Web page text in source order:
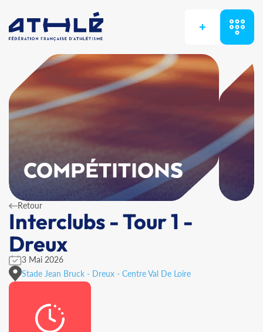
+
COMPÉTITIONS
Retour
Interclubs - Tour 1 -
Dreux
3 Mai 2026
Stade Jean Bruck - Dreux - Centre Val De Loire